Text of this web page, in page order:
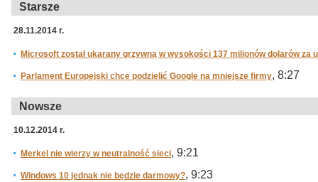
Starsze
28.11.2014 r.
Microsoft został ukarany grzywną w wysokości 137 milionów dolarów za
Parlament Europejski chce podzielić Google na mniejsze firmy, 8:27
Nowsze
10.12.2014 r.
Merkel nie wierzy w neutralność sieci, 9:21
Windows 10 jednak nie będzie darmowy?, 9:23